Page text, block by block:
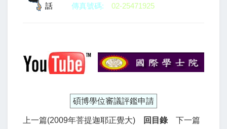
話
傳真號碼:
02-25471925
碩博學位審議評鑑申請
上一篇(2009年菩提迦耶正覺大) 回目錄
下一篇